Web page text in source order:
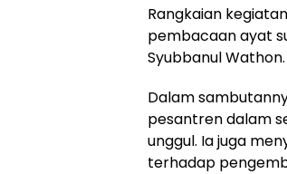
Rangkaian
pembacaan ayat
Syubbanul Wathon.
Dalam
pesantren dalam
unggul. Ia juga
terhadap